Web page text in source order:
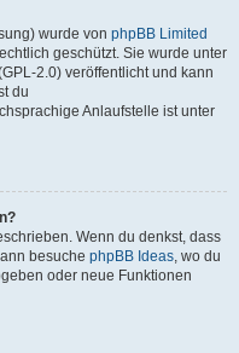
wurde von phpBB Limited
geschützt. Sie wurde unter
2.0) veröffentlicht und kann
du
Anlaufstelle ist unter
Wenn du denkst, dass
besuche phpBB Ideas, wo du
oder neue Funktionen